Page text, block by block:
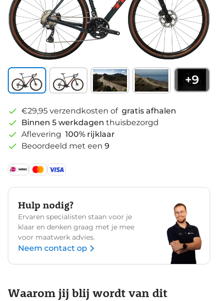
+9
€29,95 verzendkosten of gratis afhalen
Binnen 5 werkdagen thuisbezorgd
Aflevering 100% rijklaar
Beoordeeld met een 9
Hulp nodig?
Ervaren specialisten staan voor je
klaar en denken graag met je mee
voor maatwerk advies.
Neem contact op
Waarom jij blij wordt van dit